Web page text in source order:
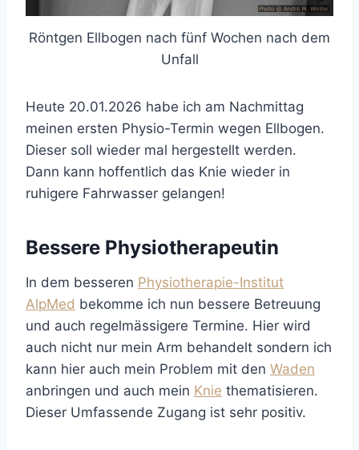
Röntgen Ellbogen nach fünf Wochen nach dem
Unfall
Heute 20.01.2026 habe ich am Nachmittag
meinen ersten Physio-Termin wegen Ellbogen.
Dieser soll wieder mal hergestellt werden.
Dann kann hoffentlich das Knie wieder in
ruhigere Fahrwasser gelangen!
Bessere Physiotherapeutin
In dem besseren Physiotherapie-Institut
AlpMed bekomme ich nun bessere Betreuung
und auch regelmässigere Termine. Hier wird
auch nicht nur mein Arm behandelt sondern ich
kann hier auch mein Problem mit den Waden
anbringen und auch mein Knie thematisieren.
Dieser Umfassende Zugang ist sehr positiv.